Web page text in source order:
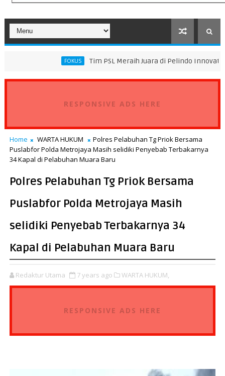
Tim PSL Meraih Juara di Pelindo Innovation Award 2026
RESPONSIVE ADS HERE
Home WARTA HUKUM
Polres Pelabuhan Tg Priok Bersama
Puslabfor Polda Metrojaya Masih selidiki Penyebab Terbakarnya
34 Kapal di Pelabuhan Muara Baru
Polres Pelabuhan Tg Priok Bersama
Puslabfor Polda Metrojaya Masih
selidiki Penyebab Terbakarnya 34
Kapal di Pelabuhan Muara Baru
Redaktur Utama 7 years ago WARTA HUKUM,
RESPONSIVE ADS HERE